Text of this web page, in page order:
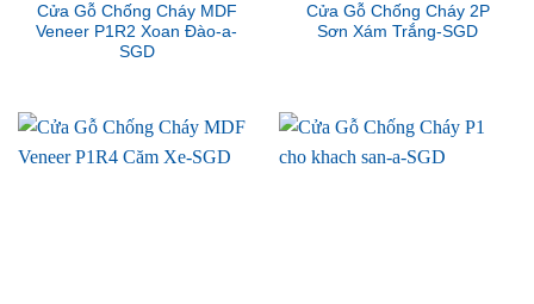
Cửa Gỗ Chống Cháy MDF
Veneer P1R2 Xoan Đào-a-
SGD
Cửa Gỗ Chống Cháy 2P
Sơn Xám Trắng-SGD